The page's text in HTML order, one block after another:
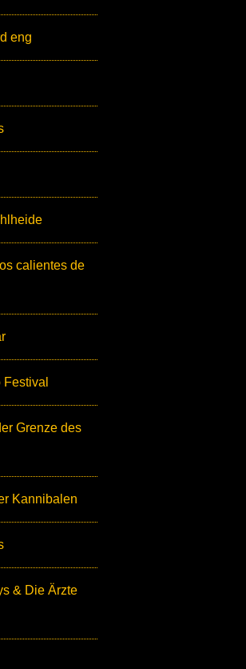
eng
calientes de
Grenze des
Kannibalen
& Die Ärzte